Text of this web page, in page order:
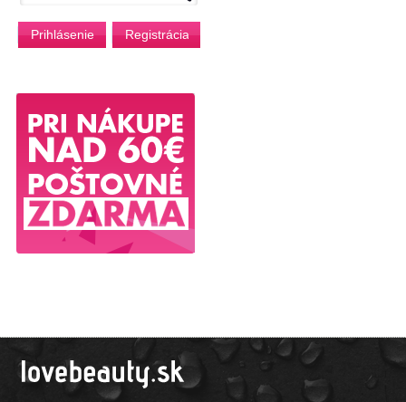
Prihlásenie Registrácia